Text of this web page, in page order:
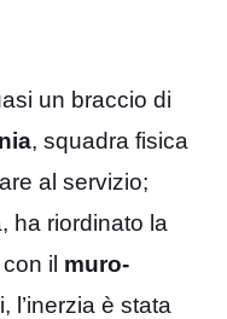
un braccio di
, squadra fisica
al servizio;
ha riordinato la
il muro-
l’inerzia è stata